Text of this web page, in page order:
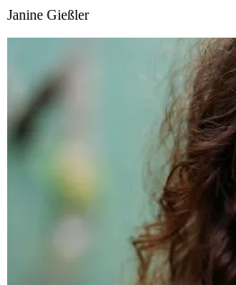
Janine Gießler